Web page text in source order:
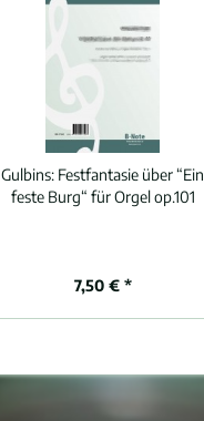
Gulbins: Festfantasie über “Ein
feste Burg“ für Orgel op.101
7,50 € *